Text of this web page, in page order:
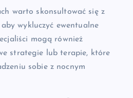
warto skonsultować się z
wykluczyć ewentualne
mogą również
strategie lub terapie, które
sobie z nocnym